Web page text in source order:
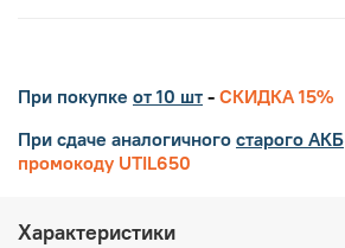
При покупке от 10 шт - СКИДКА 15%
При сдаче аналогичного старого АКБ
промокоду UTIL650
Характеристики